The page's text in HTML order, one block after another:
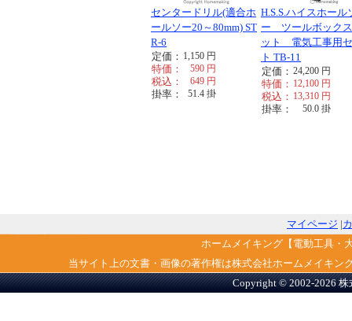
センタードリル(適合ホ
ールソー20～80mm) ST
R-6
定価： 1,150 円
特価： 590 円
税込： 649 円
掛率： 51.4 掛
H.S.S.ハイスホール
ー ツールボック
ット 電気工事用
ト TB-11
定価： 24,200 円
特価： 12,100 円
税込： 13,310 円
掛率： 50.0 掛
マイページ |
ホームメイキング【電動工具・
当サイト上の文書・画像の著作権は株式会社ホームメイキ
Copyright © 2002-2026